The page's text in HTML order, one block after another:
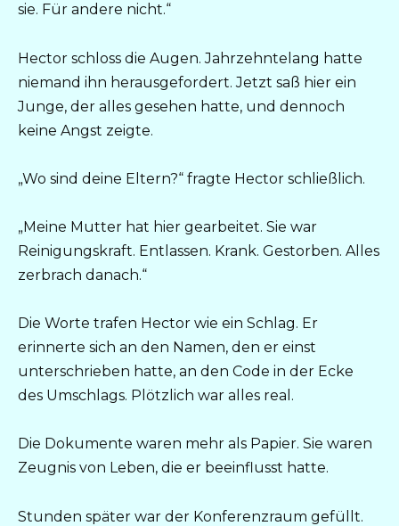
sie. Für andere nicht.“
Hector schloss die Augen. Jahrzehntelang hatte
niemand ihn herausgefordert. Jetzt saß hier ein
Junge, der alles gesehen hatte, und dennoch
keine Angst zeigte.
„Wo sind deine Eltern?“ fragte Hector schließlich.
„Meine Mutter hat hier gearbeitet. Sie war
Reinigungskraft. Entlassen. Krank. Gestorben. Alles
zerbrach danach.“
Die Worte trafen Hector wie ein Schlag. Er
erinnerte sich an den Namen, den er einst
unterschrieben hatte, an den Code in der Ecke
des Umschlags. Plötzlich war alles real.
Die Dokumente waren mehr als Papier. Sie waren
Zeugnis von Leben, die er beeinflusst hatte.
Stunden später war der Konferenzraum gefüllt.